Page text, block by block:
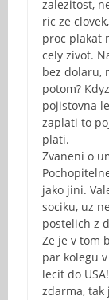
zalezitost,
ric ze
proc plakat
cely zivot.
bez dolaru,
potom?
pojistovna
zaplati to
plati.
Zvaneni o
jako jini.
sociku, uz
postelich z
Ze je v tom
par kolegu
lecit do
zdarma, tak